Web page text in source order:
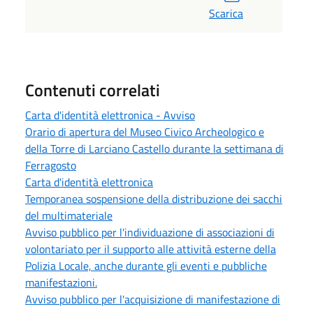
Scarica
Contenuti correlati
Carta d'identità elettronica - Avviso
Orario di apertura del Museo Civico Archeologico e
della Torre di Larciano Castello durante la settimana di
Ferragosto
Carta d'identità elettronica
Temporanea sospensione della distribuzione dei sacchi
del multimateriale
Avviso pubblico per l'individuazione di associazioni di
volontariato per il supporto alle attività esterne della
Polizia Locale, anche durante gli eventi e pubbliche
manifestazioni.
Avviso pubblico per l'acquisizione di manifestazione di